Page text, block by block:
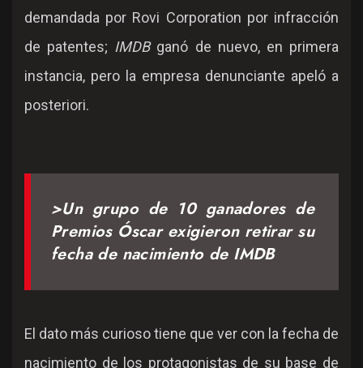
demandada por Rovi Corporation por infracción
de patentes; IMDBganó de nuevo, en primera
instancia, pero la empresa denunciante apeló a
posteriori.
>Un grupo de 10 ganadores de
Premios Óscar exigieron retirar su
fecha de nacimiento de IMDB
El dato más curioso tiene que ver con la fecha de
nacimiento de los protagonistas de su base de